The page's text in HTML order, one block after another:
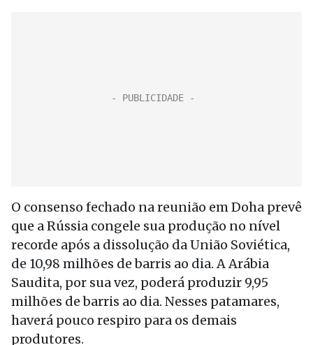
O consenso fechado na reunião em Doha prevê
que a Rússia congele sua produção no nível
recorde após a dissolução da União Soviética,
de 10,98 milhões de barris ao dia. A Arábia
Saudita, por sua vez, poderá produzir 9,95
milhões de barris ao dia. Nesses patamares,
haverá pouco respiro para os demais
produtores.